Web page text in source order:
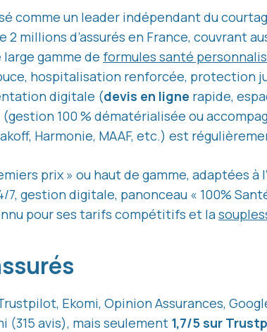
comme un leader indépendant du
2 millions d’assurés en France, couvrant
gamme de formules santé
hospitalisation renforcée, protection
digitale (devis en ligne rapide,
100 % dématérialisée ou
Harmonie, MAAF, etc.) est
prix » ou haut de gamme, adaptées
gestion digitale, panonceau « 100%
pour ses tarifs compétitifs et la
Ekomi, Opinion Assurances,
(315 avis), mais seulement 1,7/5 sur